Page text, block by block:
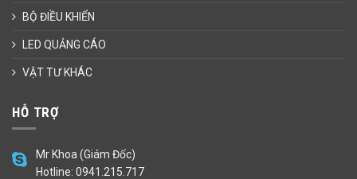
BỘ ĐIỀU KHIỂN
LED QUẢNG CÁO
VẬT TƯ KHÁC
HỖ TRỢ
Mr Khoa (Giám Đốc)
Hotline: 0941.215.717